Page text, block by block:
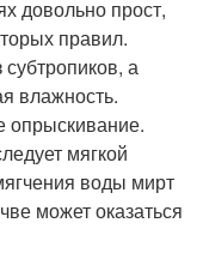
довольно прост,
правил.
а
влажность.
опрыскивание.
мягкой
воды мирт
может оказаться